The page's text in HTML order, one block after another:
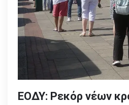
ΕΟΔΥ: Ρεκόρ νέων